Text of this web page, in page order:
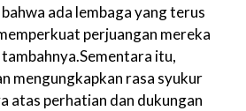
ada lembaga yang terus
perjuangan mereka
tambahnya.Sementara itu,
mengungkapkan rasa syukur
atas perhatian dan dukungan